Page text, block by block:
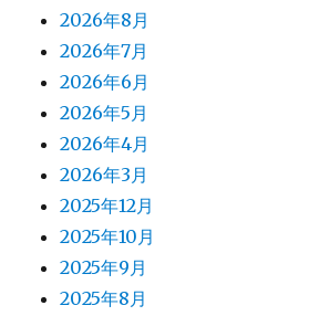
2026年8月
2026年7月
2026年6月
2026年5月
2026年4月
2026年3月
2025年12月
2025年10月
2025年9月
2025年8月